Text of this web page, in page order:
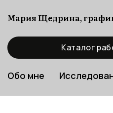
Мария Щедрина,
Каталог
Обо мне